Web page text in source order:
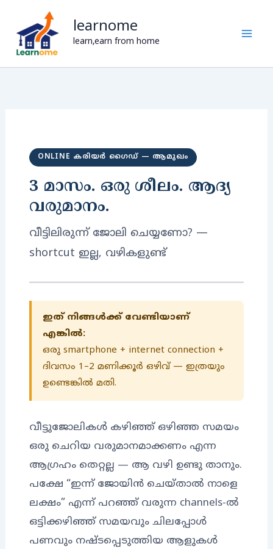
content
learnome
learn,earn from home
ONLINE കരിയർ ഗൈഡ് — ആമുഖം
3 മാസം. ഒരു ശീലം. ആദ്യ
വരുമാനം.
വീട്ടിലിരുന്ന് ജോലി ചെയ്യണോ? —
shortcut ഇല്ല, വഴികളുണ്ട്
ഇത് നിങ്ങൾക്ക് വേണ്ടിയാണ്
എങ്കിൽ:
ഒരു smartphone + internet connection +
ദിവസം 1–2 മണിക്കൂർ ഒഴിവ് — ഇത്രയും
ഉണ്ടെങ്കിൽ മതി.
വീട്ടുജോലികൾ കഴിഞ്ഞ് ഒഴിഞ്ഞ സമയം
ഒരു ചെറിയ വരുമാനമാക്കണം എന്ന
ആഗ്രഹം തെറ്റല്ല — ആ വഴി ഉണ്ടു താനും.
പക്ഷേ “ഇന്ന് ജോയിൻ ചെയ്‌താൽ നാളെ
ലക്ഷം” എന്ന് പറഞ്ഞ് വരുന്ന channels-ൽ
ഒട്ടിക്കഴിഞ്ഞ് സമയവും ചിലപ്പോൾ
പണവും നഷ്ടപ്പെടുത്തിയ ആളുകൾ